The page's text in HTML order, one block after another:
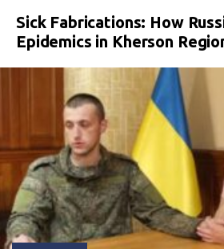
Sick Fabrications: How
Epidemics in Kherson